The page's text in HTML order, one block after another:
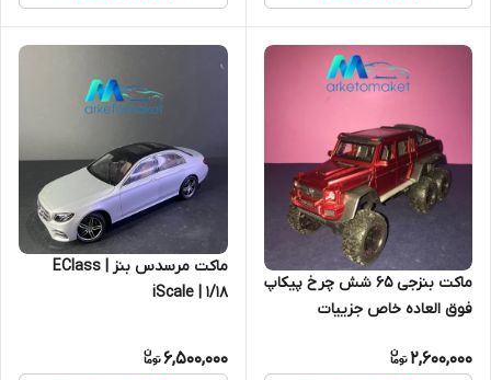
ماکت بنزجی 65 شش چرخ پیکاپ
فوق العاده خاص جزییات
2,600,000
ماکت مرسدس بنز EClass |
iScale | 1/18
6,500,000